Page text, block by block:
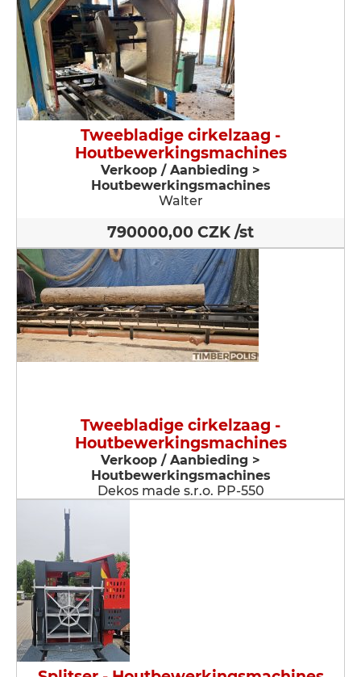
Tweebladige cirkelzaag -
Houtbewerkingsmachines
Verkoop / Aanbieding >
Houtbewerkingsmachines
Walter
790000,00 CZK /st
Tweebladige cirkelzaag -
Houtbewerkingsmachines
Verkoop / Aanbieding >
Houtbewerkingsmachines
Dekos made s.r.o. PP-550